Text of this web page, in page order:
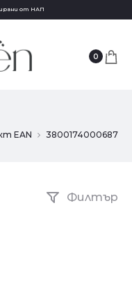
от НАП
0
EAN 3800174000687
Филтър